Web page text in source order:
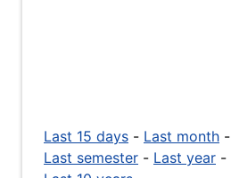
Last 15 days - Last month -
Last semester - Last year -